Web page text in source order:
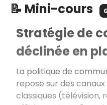
📝 Mini-cours
Stratégie de
déclinée en
La politique de
repose sur des
classiques (télévision,